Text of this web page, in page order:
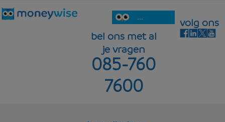
...
bel ons met al
je vragen
085-760
7600
volg ons